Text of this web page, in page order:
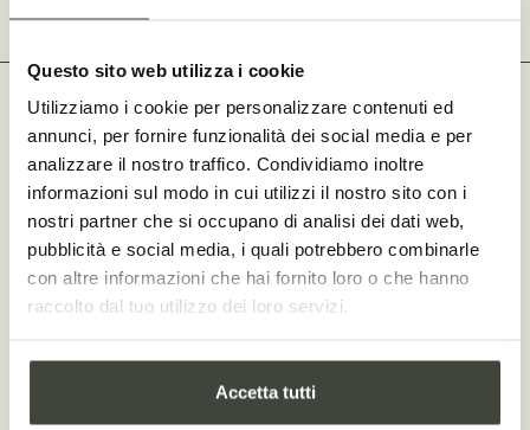
Questo sito web utilizza i cookie
Utilizziamo i cookie per personalizzare contenuti ed
annunci, per fornire funzionalità dei social media e per
analizzare il nostro traffico. Condividiamo inoltre
informazioni sul modo in cui utilizzi il nostro sito con i
nostri partner che si occupano di analisi dei dati web,
pubblicità e social media, i quali potrebbero combinarle
con altre informazioni che hai fornito loro o che hanno
raccolto dal tuo utilizzo dei loro servizi.
Accetta tutti
CONTACTS
Località Lu Ciaccaru
(Strada Arzachena/S. Antonio di Gallura) - 07021
Arzachena
PHONE
+39 0789844001